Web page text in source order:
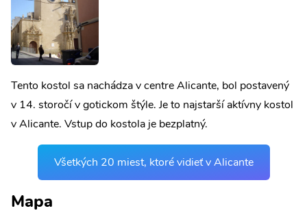
Tento kostol sa nachádza v centre Alicante, bol postavený
v 14. storočí v gotickom štýle. Je to najstarší aktívny kostol
v Alicante. Vstup do kostola je bezplatný.
Všetkých 20 miest, ktoré vidieť v Alicante
Mapa